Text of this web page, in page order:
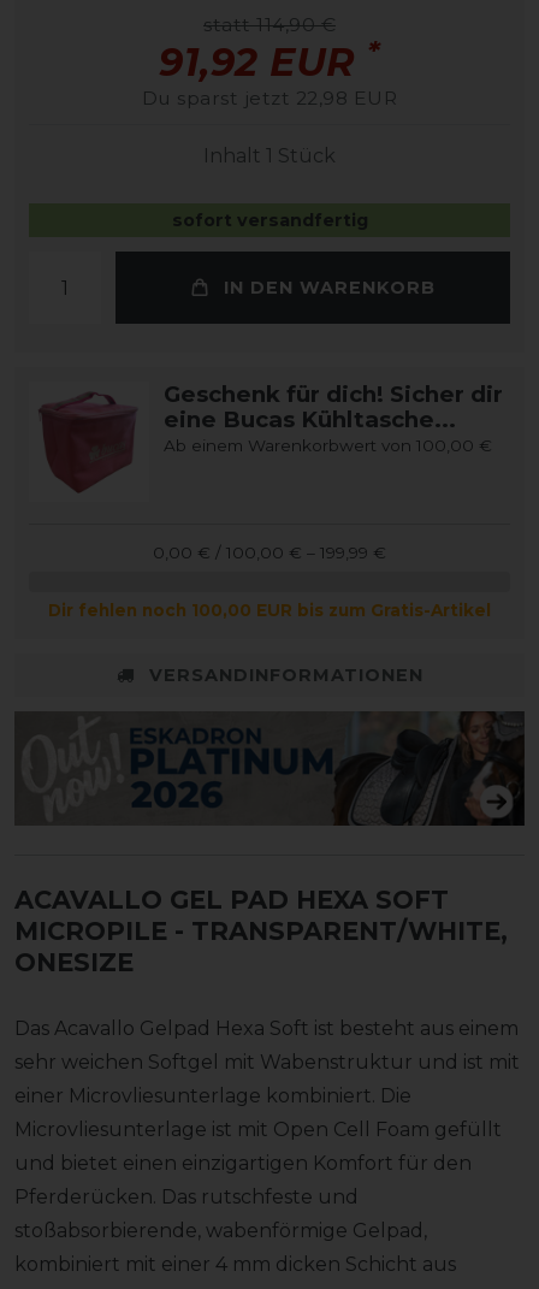
statt 114,90 €
91,92 EUR *
Du sparst jetzt 22,98 EUR
Inhalt 1 Stück
sofort versandfertig
IN DEN WARENKORB
Geschenk für dich! Sicher dir
eine Bucas Kühltasche...
Ab einem Warenkorbwert von 100,00 €
0,00 € / 100,00 € – 199,99 €
Dir fehlen noch 100,00 EUR bis zum Gratis-Artikel
VERSANDINFORMATIONEN
ACAVALLO GEL PAD HEXA SOFT
MICROPILE - TRANSPARENT/WHITE,
ONESIZE
Das Acavallo Gelpad Hexa Soft ist besteht aus einem
sehr weichen Softgel mit Wabenstruktur und ist mit
einer Microvliesunterlage kombiniert. Die
Microvliesunterlage ist mit Open Cell Foam gefüllt
und bietet einen einzigartigen Komfort für den
Pferderücken. Das rutschfeste und
stoßabsorbierende, wabenförmige Gelpad,
kombiniert mit einer 4 mm dicken Schicht aus